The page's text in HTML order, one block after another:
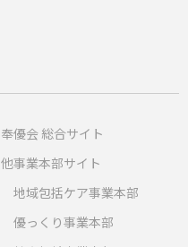
奉優会 総合サイト
他事業本部サイト
地域包括ケア事業本部
優っくり事業本部